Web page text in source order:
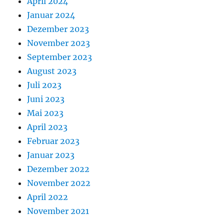
Januar 2024
Dezember 2023
November 2023
September 2023
August 2023
Juli 2023
Juni 2023
Mai 2023
April 2023
Februar 2023
Januar 2023
Dezember 2022
November 2022
April 2022
November 2021